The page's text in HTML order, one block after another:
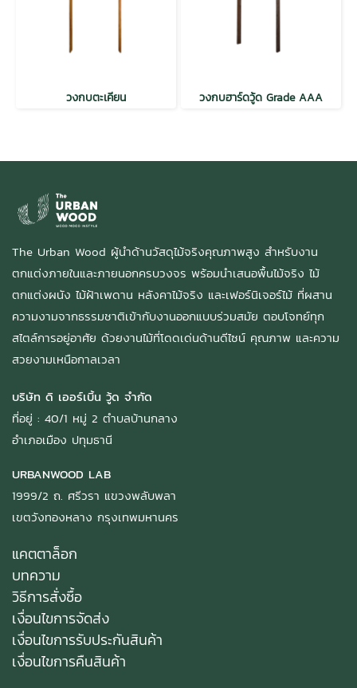
วงกบตะเคียน วงกบฮาร์ดวู้ด Grade AAA
The Urban Wood ผู้นำด้านวัสดุไม้จริงคุณภาพสูง สำหรับงาน
ตกแต่งภายในและภายนอกครบวงจร พร้อมนำเสนอพื้นไม้จริง ไม้
ตกแต่งผนัง ไม้ฝ้าเพดาน หลังคาไม้จริง และเฟอร์นิเจอร์ไม้ ที่ผสาน
ความงามจากธรรมชาติเข้ากับงานออกแบบร่วมสมัย ตอบโจทย์ทุก
สไตล์การอยู่อาศัย ด้วยงานไม้ที่โดดเด่นด้านดีไซน์ คุณภาพ และความ
สวยงามเหนือกาลเวลา
บริษัท ดิ เออร์เบิ้น วู้ด จำกัด
ที่อยู่ : 40/1 หมู่ 2 ตำบลบ้านกลาง
อำเภอเมือง ปทุมธานี
URBANWOOD LAB
1999/2 ถ. ศรีวรา แขวงพลับพลา
เขตวังทองหลาง กรุงเทพมหานคร
แคตตาล็อก
บทความ
วิธีการสั่งซื้อ
เงื่อนไขการจัดส่ง
เงื่อนไขการรับประกันสินค้า
เงื่อนไขการคืนสินค้า